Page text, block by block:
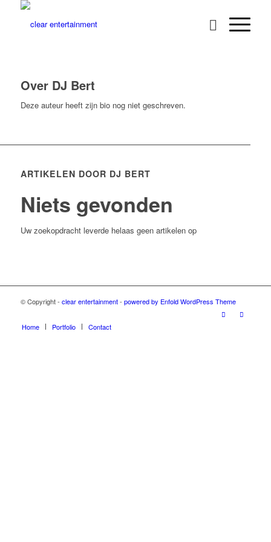
Over DJ Bert
Deze auteur heeft zijn bio nog niet geschreven.
ARTIKELEN DOOR DJ BERT
Niets gevonden
Uw zoekopdracht leverde helaas geen artikelen op
© Copyright - clear entertainment- powered by Enfold WordPress Theme
Home Portfolio Contact